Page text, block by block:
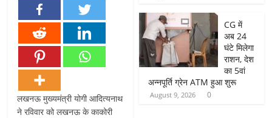
लखनऊ मुख्यमंत्री योगी आदित्यनाथ
ने रविवार को लखनऊ के काकोरी
CG में
अब 24
घंटे मिलेगा
राशन, देश
का 5वां
अन्नपूर्ति ग्रेन ATM हुआ शुरू
August 9, 2026 0